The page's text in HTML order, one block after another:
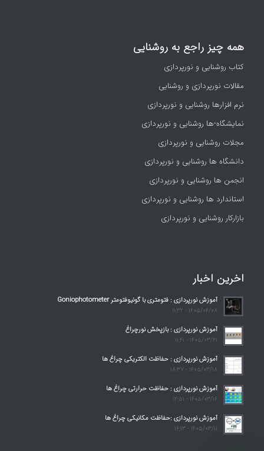
همه چیز راجع به روشنایی
کتاب روشنایی و نورپردازی
مقالات نورپردازی و روشنایی
نرم افزارها روشنایی و نورپردازی
نمایشگاه-ها روشنایی و نورپردازی
مجلات روشنایی و نورپردازی
دانشگاه ها روشنایی و نورپردازی
انجمن ها روشنایی و نورپردازی
استاندارد ها روشنایی و نورپردازی
بازارکار روشنایی و نورپردازی
اخرین اخبار
آموزش نورپردازی : فتومتری با گونیوفتومتر Goniophotometer
1405/04/08 - 11:32
آموزش نورپردازی : بازپخش نورچراغ
1405/03/21 - 11:41
آموزش نورپردازی : حفاظت الکتریکی چراغ ها
1405/03/18 - 18:37
آموزش نورپردازی : حفاظت حرارتی چراغ ها
1405/03/16 - 12:51
آموزش نورپردازی :حفاظت مکانیکی چراغ ها
1405/03/11 - 16:13